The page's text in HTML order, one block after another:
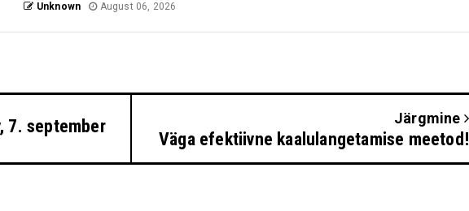
Unknown August 06, 2026
7. september Järgmine
Väga efektiivne kaalulangetamise meetod!